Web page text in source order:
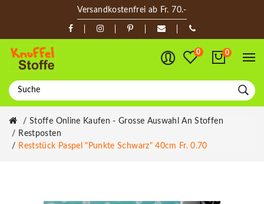
Versandkostenfrei ab Fr. 70.-
0 0
Stoffe Online Kaufen - Grosse Auswahl An Stoffen
Restposten
Reststück Paspel "Punkte Schwarz" 40cm Fr. 0.70